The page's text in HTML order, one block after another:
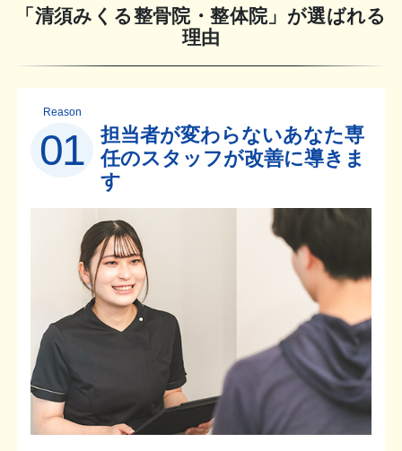
「清須みくる整骨院・整体院」が選ばれる
理由
Reason
01
担当者が変わらないあなた専
任のスタッフが改善に導きま
す